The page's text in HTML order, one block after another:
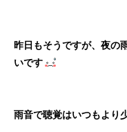
昨日もそうですが、夜の
いです
雨音で聴覚はいつもより